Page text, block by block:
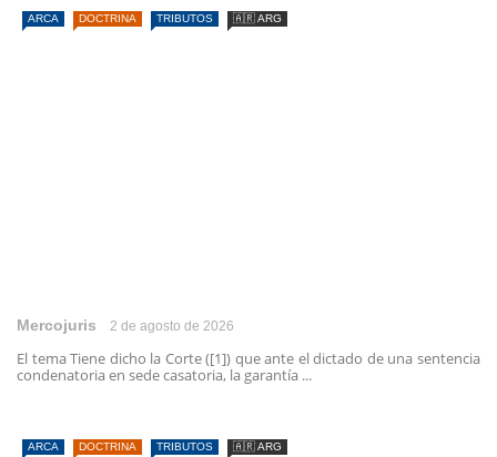
ARCA DOCTRINA TRIBUTOS 🇦🇷 ARG
Mercojuris 2 de agosto de 2026
El tema Tiene dicho la Corte ([1]) que ante el dictado de una sentencia
condenatoria en sede casatoria, la garantía ...
ARCA DOCTRINA TRIBUTOS 🇦🇷 ARG